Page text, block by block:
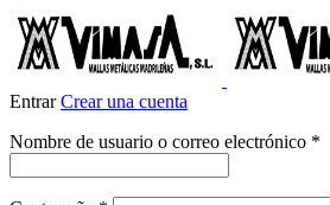
EntrarCrear una cuenta
Nombre de usuario o correo electrónico *